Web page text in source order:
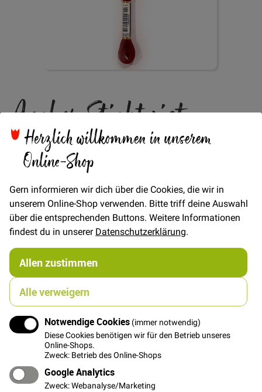
Herzlich willkommen in unserem
Online-Shop
Gern informieren wir dich über die Cookies, die wir in
unserem Online-Shop verwenden. Bitte triff deine Auswahl
über die entsprechenden Buttons. Weitere Informationen
findest du in unsererDatenschutzerklärung.
Allen zustimmen
Alle verweigern
Notwendige Cookies (immer notwendig)
Diese Cookies benötigen wir für den Betrieb unseres
Online-Shops.
Zweck: Betrieb des Online-Shops
Google Analytics
Zweck: Webanalyse/Marketing
der
Bildgalerie
springen
Anchor Sticktwist -
Bordeaux 20
1,80 €
STÜCK
Menge
In den Warenkorb
Details
Das Sticktwist - Stranded Mouline von Anchor ist ein 6-
fädiges Baumwoll-Stickgarn. Jeder der 6 Einzelfäden